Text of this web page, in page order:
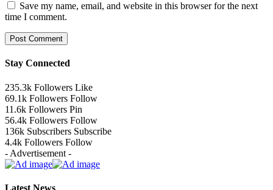
Save my name, email, and website in this browser for the next
time I comment.
Stay Connected
235.3k Followers Like
69.1k Followers Follow
11.6k Followers Pin
56.4k Followers Follow
136k Subscribers Subscribe
4.4k Followers Follow
- Advertisement -
Latest News